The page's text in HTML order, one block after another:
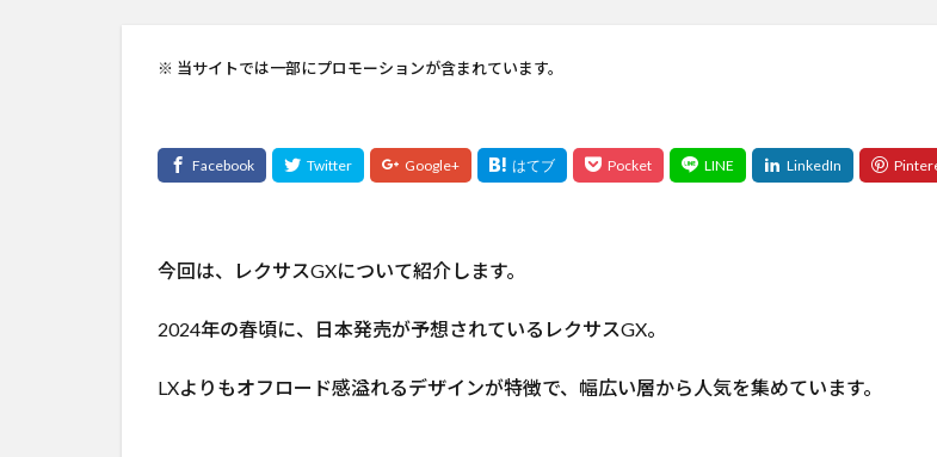
※ 当サイトでは一部にプロモーションが含まれています。
今回は、レクサスGXについて紹介します。
2024年の春頃に、日本発売が予想されているレクサスGX。
LXよりもオフロード感溢れるデザインが特徴で、幅広い層から人気を集めています。